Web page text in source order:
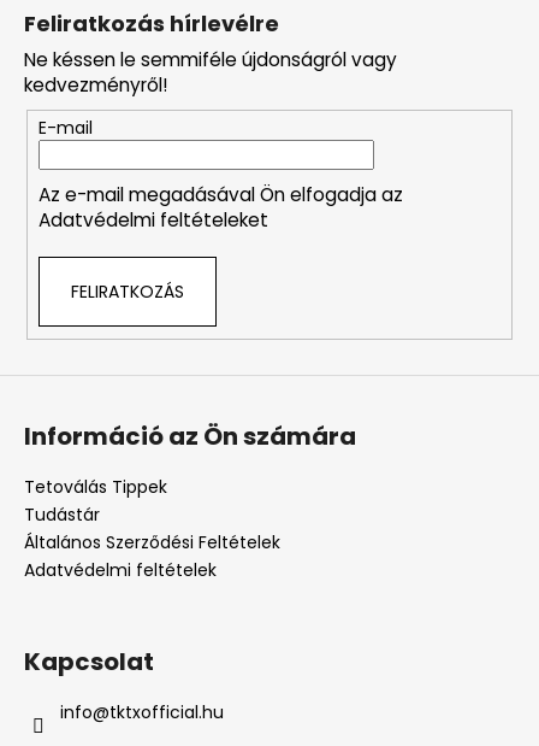
Feliratkozás hírlevélre
Ne késsen le semmiféle újdonságról vagy
kedvezményről!
E-mail
Az e-mail megadásával Ön elfogadja az
Adatvédelmi feltételeket
FELIRATKOZÁS
Információ az Ön számára
Tetoválás Tippek
Tudástár
Általános Szerződési Feltételek
Adatvédelmi feltételek
Kapcsolat
info@tktxofficial.hu